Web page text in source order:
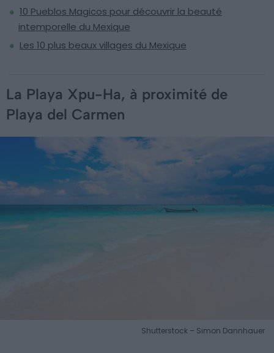
10 Pueblos Magicos pour découvrir la beauté
intemporelle du Mexique
Les 10 plus beaux villages du Mexique
La Playa Xpu-Ha, à proximité de
Playa del Carmen
Shutterstock – Simon Dannhauer